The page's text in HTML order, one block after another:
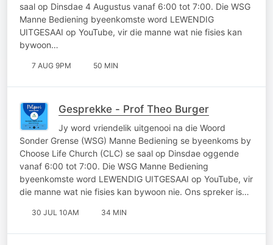
saal op Dinsdae 4 Augustus vanaf 6:00 tot 7:00. Die WSG
Manne Bediening byeenkomste word LEWENDIG
UITGESAAI op YouTube, vir die manne wat nie fisies kan
bywoon…
7 AUG 9PM 50 MIN
Gesprekke - Prof Theo Burger
Jy word vriendelik uitgenooi na die Woord
Sonder Grense (WSG) Manne Bediening se byeenkoms by
Choose Life Church (CLC) se saal op Dinsdae oggende
vanaf 6:00 tot 7:00. Die WSG Manne Bediening
byeenkomste word LEWENDIG UITGESAAI op YouTube, vir
die manne wat nie fisies kan bywoon nie. Ons spreker is…
30 JUL 10AM 34 MIN